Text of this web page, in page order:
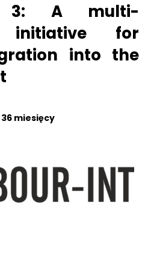
3: A multi-
initiative for
into the
36 miesięcy